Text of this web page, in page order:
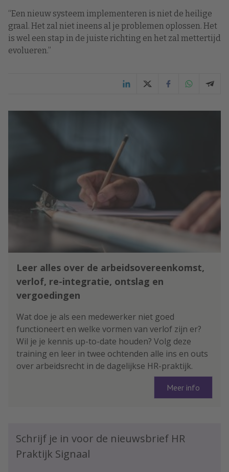
“Een nieuw systeem implementeren is niet de heilige
graal. Het zal niet ineens al je problemen oplossen. Het
is wel een stap in de juiste richting en het zal mettertijd
evolueren.”
Leer alles over de arbeidsovereenkomst,
verlof, re-integratie, ontslag en
vergoedingen
Wat doe je als een medewerker niet goed
functioneert en welke vormen van verlof zijn er?
Wil je je kennis up-to-date houden? Volg deze
training en leer in twee ochtenden alle ins en outs
over arbeidsrecht in de dagelijkse HR-praktijk.
Meer info
Schrijf je in voor de nieuwsbrief HR
Praktijk Signaal